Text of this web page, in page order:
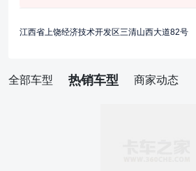
江西省上饶经济技术开发区三清山西大道82号
全部车型 热销车型 商家动态